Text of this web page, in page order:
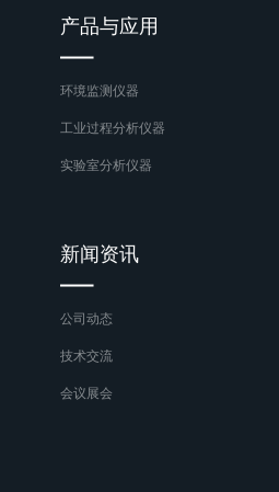
产品与应用
环境监测仪器
工业过程分析仪器
实验室分析仪器
新闻资讯
公司动态
技术交流
会议展会